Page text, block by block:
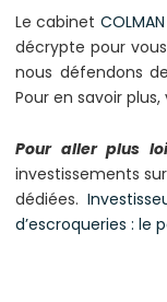
Le cabinet
décrypte pour
nous défendons
Pour en savoir
Pour aller plus
investissements
dédiées.
d’escroqueries : le